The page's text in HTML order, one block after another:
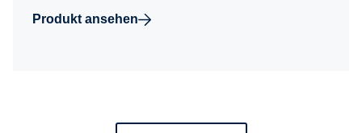
Produkt ansehen